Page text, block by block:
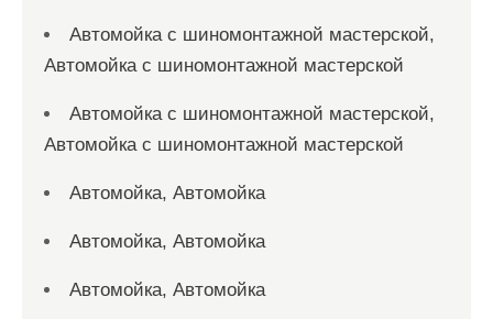
Автомойка с шиномонтажной мастерской,
Автомойка с шиномонтажной мастерской
Автомойка с шиномонтажной мастерской,
Автомойка с шиномонтажной мастерской
Автомойка, Автомойка
Автомойка, Автомойка
Автомойка, Автомойка